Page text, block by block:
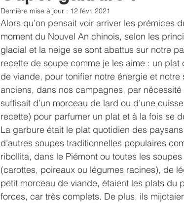
Dernière mise à jour : 12 févr. 2021
Alors qu’on pensait voir arriver les prémices
moment du Nouvel An chinois, selon les
glacial et la neige se sont abattus sur notre
recette de soupe comme je les aime : un
de viande, pour tonifier notre énergie et
anciens, dans nos campagnes, par
suffisait d’un morceau de lard ou d’une
recette) pour parfumer un plat et à la fois se
La garbure était le plat quotidien des
d’autres soupes traditionnelles populaires
ribollita, dans le Piémont ou toutes les
(carottes, poireaux ou légumes racines), de
petit morceau de viande, étaient les plats du
forces, car très complets. De plus, ils